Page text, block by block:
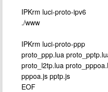
IPKrm luci-proto-ipv6
./www
IPKrm luci-proto-ppp
proto_ppp.lua
proto_l2tp.lua
pppoa.js pptp.js
EOF